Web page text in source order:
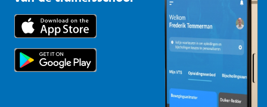
Trainers en begeleiders
Topsporters
Downloads
Voor de pers